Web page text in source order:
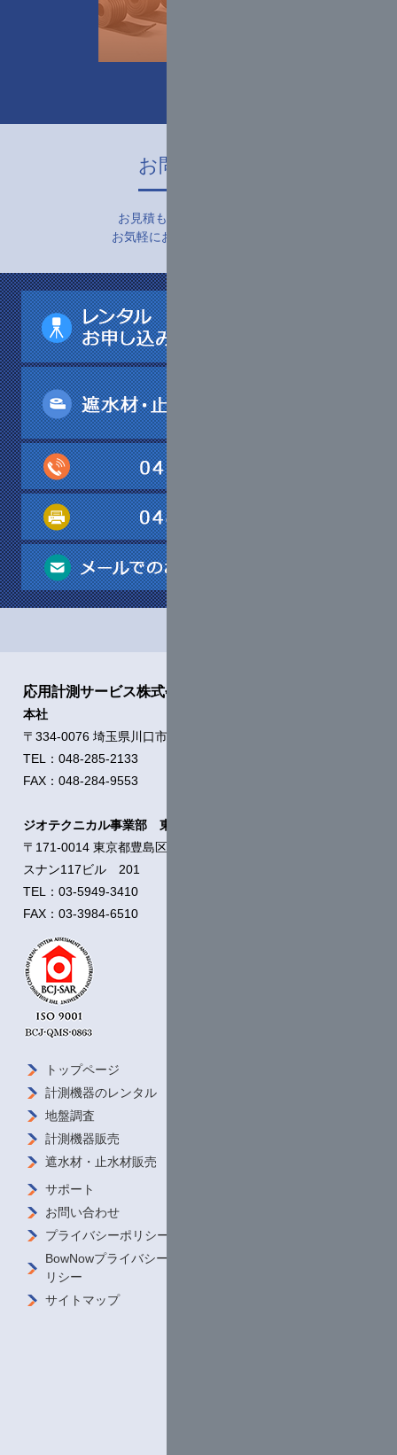
お問い合わせ
お見積もり・お申し込みなど
お気軽にお問い合わせ下さい。
応用計測サービス株式会社
本社
〒334-0076 埼玉県川口市本蓮1-11-21
TEL：048-285-2133
FAX：048-284-9553
ジオテクニカル事業部 東京支店
〒171-0014 東京都豊島区池袋2-54-5
スナン117ビル 201
TEL：03-5949-3410
FAX：03-3984-6510
トップページ
計測機器のレンタル
地盤調査
計測機器販売
遮水材・ 止水材販売
サポート
お問い合わせ
プライバシーポリシー
BowNowプライバシーポ
リシー
サイトマップ